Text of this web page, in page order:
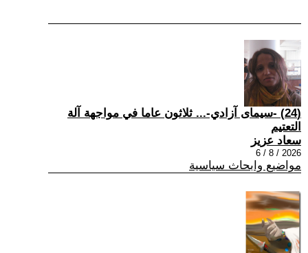
(24) -سيمای آزادي-... ثلاثون عاما في مواجهة آلة
التعتيم
سعاد عزيز
2026 / 8 / 6
مواضيع وابحاث سياسية